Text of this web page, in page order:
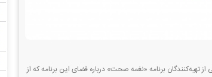
تهیه‌کنندگان برنامه «نغمه صحت» درباره فضای این برنامه که از